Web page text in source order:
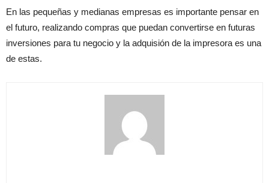
En las pequeñas y medianas empresas es importante pensar en
el futuro, realizando compras que puedan convertirse en futuras
inversiones para tu negocio y la adquisión de la impresora es una
de estas.